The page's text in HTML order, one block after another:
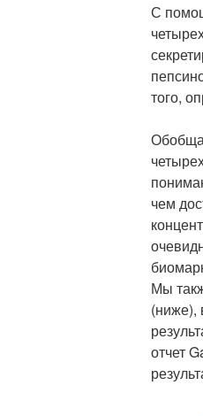
С
того,
чем
Мы
(ниже),
отчет